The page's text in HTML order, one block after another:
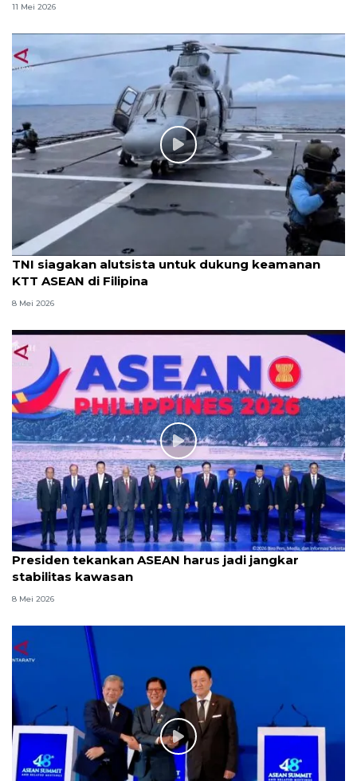
11 Mei 2026
TNI siagakan alutsista untuk dukung keamanan
KTT ASEAN di Filipina
8 Mei 2026
Presiden tekankan ASEAN harus jadi jangkar
stabilitas kawasan
8 Mei 2026